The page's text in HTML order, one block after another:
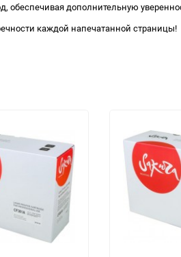
обеспечивая дополнительную
каждой напечатанной страницы!